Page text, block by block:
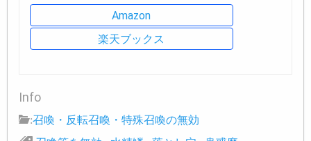
Amazon
楽天ブックス
Info
:召喚・反転召喚・特殊召喚の無効